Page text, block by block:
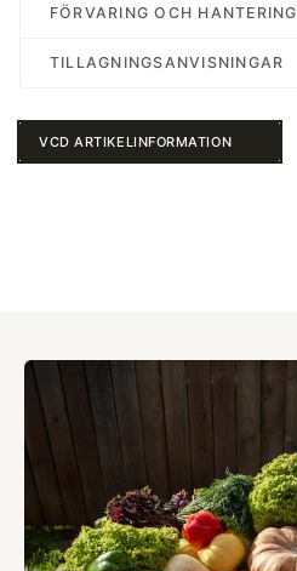
FÖRVARING OCH HANTERING
TILLAGNINGSANVISNINGAR
VCD ARTIKELINFORMATION